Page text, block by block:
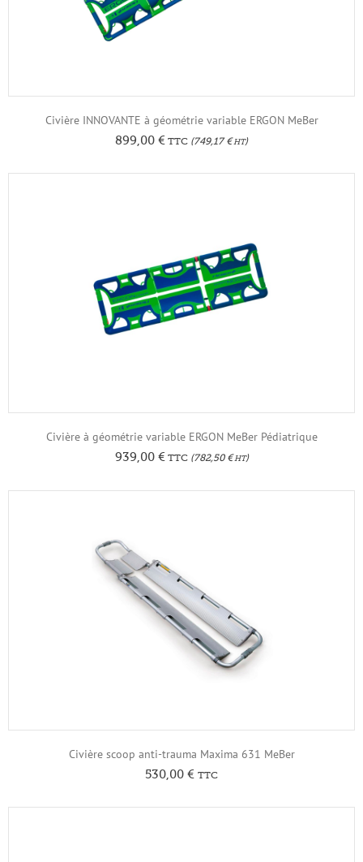
Civière INNOVANTE à géométrie variable ERGON MeBer
899,00 € TTC (749,17€HT)
Civière à géométrie variable ERGON MeBer Pédiatrique
939,00 €TTC(782,50 €HT)
Civière scoop anti-trauma Maxima 631 MeBer
530,00 € TTC